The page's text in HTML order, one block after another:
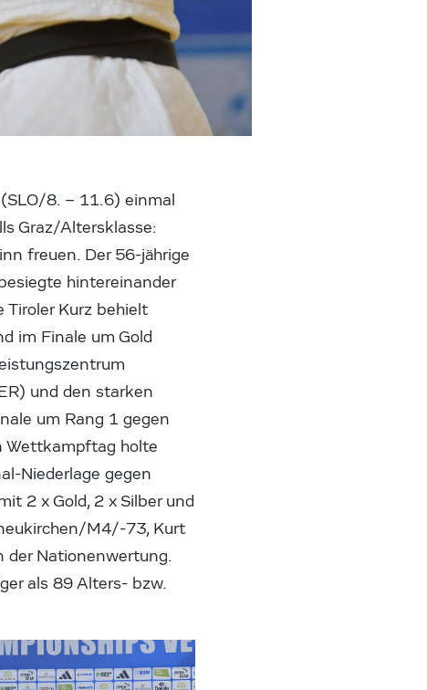
8. – 11.6) einmal
Graz/Altersklasse:
freuen. Der 56-jährige
hintereinander
Tiroler Kurz behielt
im Finale um Gold
und den starken
um Rang 1 gegen
Wettkampftag holte
Niederlage gegen
2 x Gold, 2 x Silber und
M4/-73, Kurt
der Nationenwertung.
als 89 Alters- bzw.